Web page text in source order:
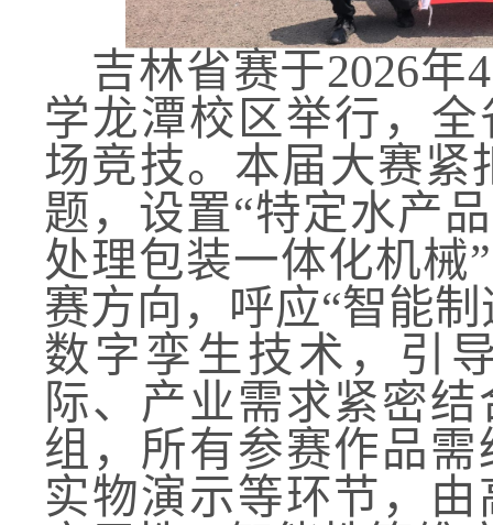
吉林省赛于2026年
学龙潭校区举行， 全
场竞技。 本届大赛紧
题，设置“特定水产
处理包装一体化机械
赛方向，呼应“智能
数字孪生技术，引
际、产业需求紧密
组，所有参赛作品
实物演示等环节，